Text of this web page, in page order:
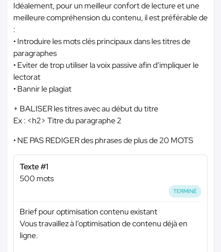
Idéalement, pour un meilleur confort de lecture et une
meilleure compréhension du contenu, il est préférable de
:
• Introduire les mots clés principaux dans les titres de
paragraphes
• Eviter de trop utiliser la voix passive afin d’impliquer le
lectorat
• Bannir le plagiat
+ BALISER les titres avec au début du titre
Ex : <h2> Titre du paragraphe 2
• NE PAS REDIGER des phrases de plus de 20 MOTS
Texte #1
500 mots
TERMINÉ
Brief pour optimisation contenu existant
Vous travaillez à l’optimisation de contenu déjà en
ligne.